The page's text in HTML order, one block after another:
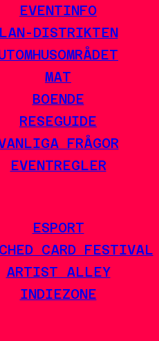
EVENTINFO
LAN-DISTRIKTEN
MAT
BOENDE
RESEGUIDE
FRÅGOR
EVENTREGLER
ESPORT
CARD FESTIVAL
ARTIST ALLEY
INDIEZONE